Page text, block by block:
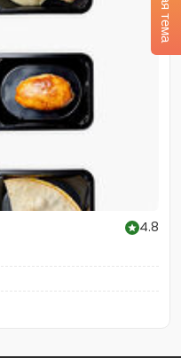
4.8